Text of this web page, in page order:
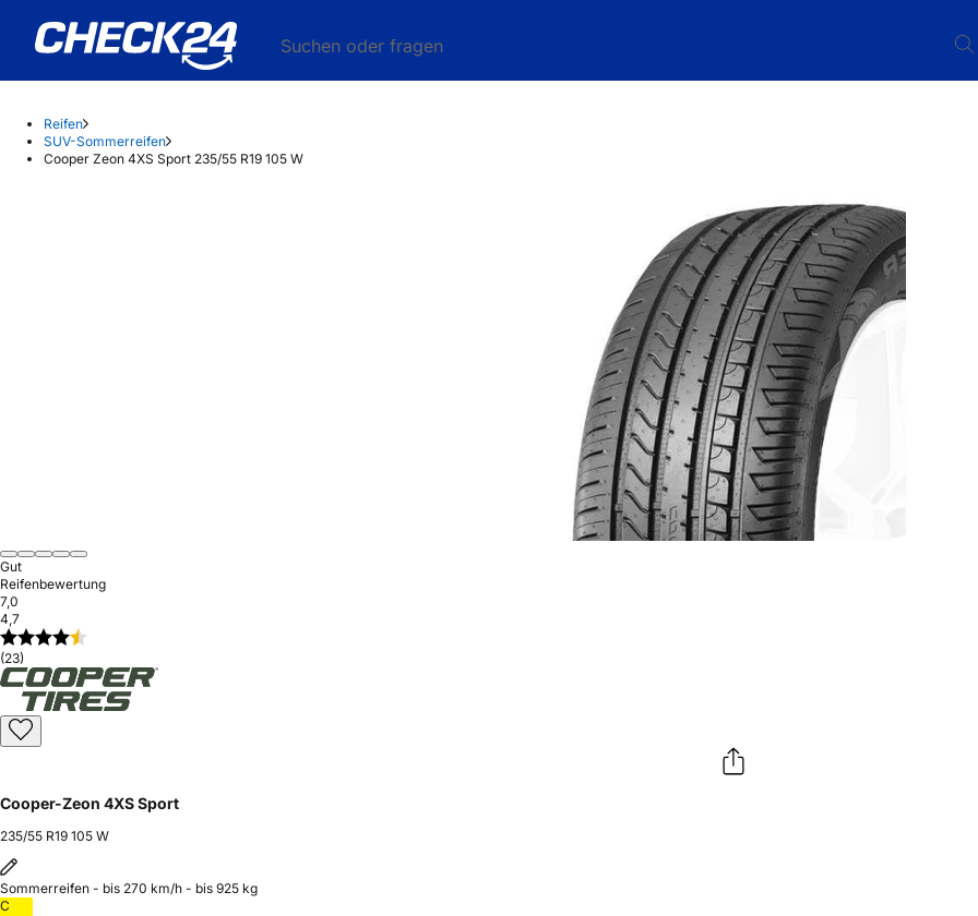
Suchen oder fragen
Reifen
SUV-Sommerreifen
Cooper Zeon 4XS Sport 235/55 R19 105 W
Gut
Reifenbewertung
7,0
4,7
(23)
Cooper-Zeon 4XS Sport
235/55 R19 105 W
Sommerreifen - bis 270 km/h - bis 925 kg
C